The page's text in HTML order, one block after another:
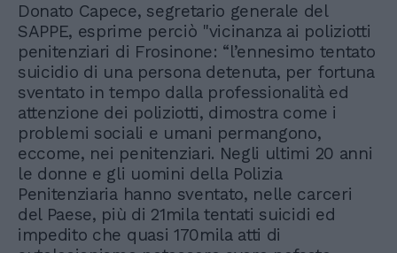
Donato Capece, segretario generale del
SAPPE, esprime perciò "vicinanza ai poliziotti
penitenziari di Frosinone: “l’ennesimo tentato
suicidio di una persona detenuta, per fortuna
sventato in tempo dalla professionalità ed
attenzione dei poliziotti, dimostra come i
problemi sociali e umani permangono,
eccome, nei penitenziari. Negli ultimi 20 anni
le donne e gli uomini della Polizia
Penitenziaria hanno sventato, nelle carceri
del Paese, più di 21mila tentati suicidi ed
impedito che quasi 170mila atti di